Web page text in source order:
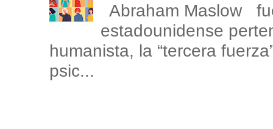
Abraham Maslow
estadounidense
humanista, la “tercera
psic...